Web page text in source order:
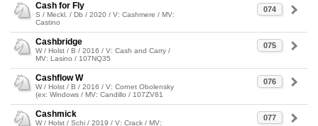
074
Cash for Fly
S / Meckl. / Db / 2020 / V: Cashmere / MV:
Castino
075
Cashbridge
W / Holst / B / 2016 / V: Cash and Carry /
MV: Lasino / 107NQ35
076
Cashflow W
W / Holst / B / 2016 / V: Cornet Obolensky
(ex: Windows / MV: Candillo / 107ZV81
077
Cashmick
W / Holst / Schi / 2019 / V: Crack / MV: